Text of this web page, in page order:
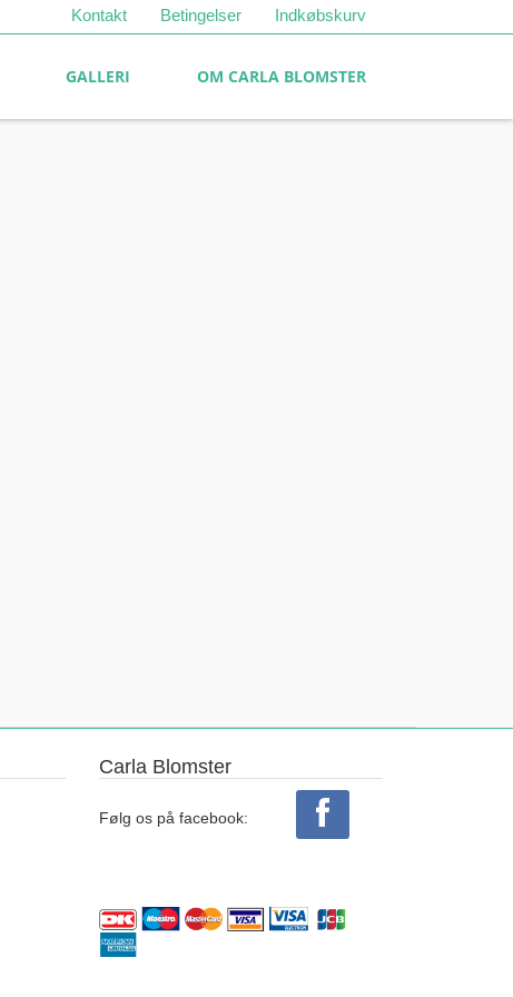
Kontakt Betingelser Indkøbskurv
GALLERI OM CARLA BLOMSTER
Carla Blomster
Følg os på facebook: